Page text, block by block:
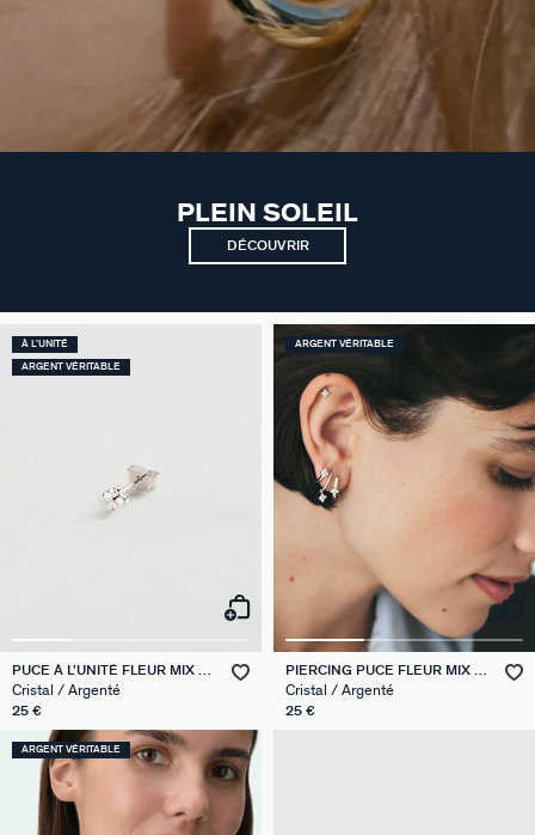
PLEIN SOLEIL
DÉCOUVRIR
À L'UNITÉ
ARGENT VÉRITABLE
PUCE À L'UNITÉ FLEUR MIX &
MATCH
Cristal / Argenté
25 €
ARGENT VÉRITABLE
PIERCING PUCE FLEUR MIX &
MATCH
Cristal / Argenté
25 €
ARGENT VÉRITABLE